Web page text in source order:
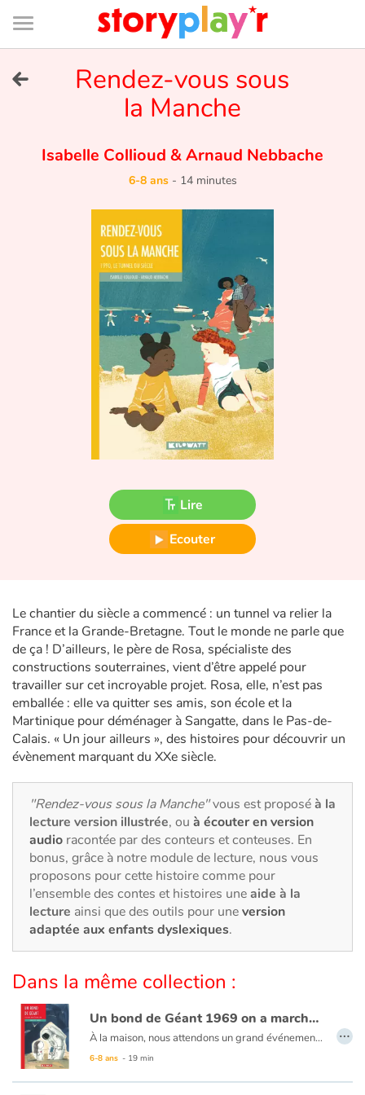
Connexion
Bibliothèque
de
page
Tester gratuitement
Bibliothèque
Contes d'ici et d'ailleurs
Fable, mythe, littérature et poésie
Princesses et princes, rois, reines et dragons
Ogres, monstres et sorcières
Écologie, nature, saisons
Voyage, épopée, enquête, aventure
Autour du monde
Apprentissage
Art, espace, activité
En famille
Quotidien et loisirs
À l'école
Fêtes et évènements
Amour et amitié
Sujets de société
Émotions et sentiments
Rendez-vous sous
la Manche
Isabelle Collioud &Arnaud Nebbache
6-8 ans- 14 minutes
Lire
Ecouter
Le chantier du siècle a commencé : un tunnel va relier la
France et la Grande-Bretagne. Tout le monde ne parle que
de ça ! D’ailleurs, le père de Rosa, spécialiste des
constructions souterraines, vient d’être appelé pour
travailler sur cet incroyable projet. Rosa, elle, n’est pas
emballée : elle va quitter ses amis, son école et la
Martinique pour déménager à Sangatte, dans le Pas-de-
Calais. « Un jour ailleurs », des histoires pour découvrir un
évènement marquant du XXe siècle.
"Rendez-vous sous la Manche"vous est proposéà la
lecture version illustrée, ou à écouter en version
audio racontée par des conteurs et conteuses. En
bonus, grâce à notre module de lecture, nous vous
proposons pour cette histoire comme pour
l’ensemble des contes et histoires uneaide à la
lecture ainsi que des outils pour uneversion
adaptée aux enfants dyslexiques.
Dans la même collection :
Un bond de Géant 1969 on a marché sur la lune
À la maison, nous attendons un grand événement. Le plus grand de ma vie. Alors, impatiente, j’attends. À l’hôpital, dans la rue, tout le monde attend aussi un grand événement, le visage collé à un écran de télévision. Un homme va marcher sur la Lune. Mais à cette même petite seconde-là, toi aussi tu es arrivé. Là, à travers le hublot de ta chambre, enfin je te vois.
6-8 ans - 19 min
…